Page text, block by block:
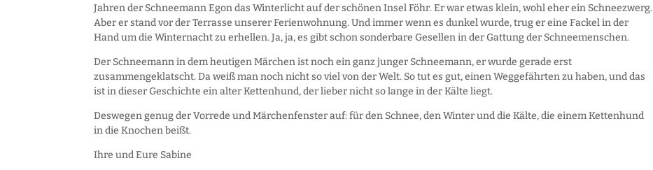
Jahren der Schneemann Egon das Winterlicht auf der schönen Insel Föhr. Er war etwas klein, wohl eher ein Schneezwerg.
Aber er stand vor der Terrasse unserer Ferienwohnung. Und immer wenn es dunkel wurde, trug er eine Fackel in der
Hand um die Winternacht zu erhellen. Ja, ja, es gibt schon sonderbare Gesellen in der Gattung der Schneemenschen.
Der Schneemann in dem heutigen Märchen ist noch ein ganz junger Schneemann, er wurde gerade erst
zusammengeklatscht. Da weiß man noch nicht so viel von der Welt. So tut es gut, einen Weggefährten zu haben, und das
ist in dieser Geschichte ein alter Kettenhund, der lieber nicht so lange in der Kälte liegt.
Deswegen genug der Vorrede und Märchenfenster auf: für den Schnee, den Winter und die Kälte, die einem Kettenhund
in die Knochen beißt.
Ihre und Eure Sabine